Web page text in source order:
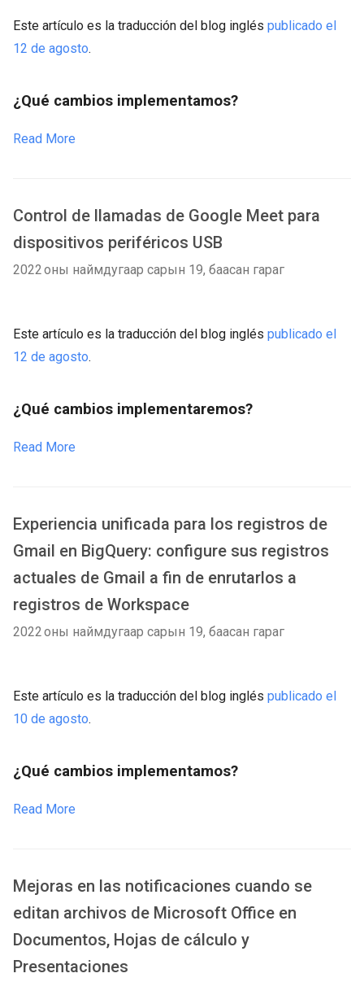
Este artículo es la traducción del blog inglés publicado el
12 de agosto.
¿Qué cambios implementamos?
Read More
Control de llamadas de Google Meet para
dispositivos periféricos USB
2022 оны наймдугаар сарын 19, баасан гараг
Este artículo es la traducción del blog inglés publicado el
12 de agosto.
¿Qué cambios implementaremos?
Read More
Experiencia unificada para los registros de
Gmail en BigQuery: configure sus registros
actuales de Gmail a fin de enrutarlos a
registros de Workspace
2022 оны наймдугаар сарын 19, баасан гараг
Este artículo es la traducción del blog inglés publicado el
10 de agosto.
¿Qué cambios implementamos?
Read More
Mejoras en las notificaciones cuando se
editan archivos de Microsoft Office en
Documentos, Hojas de cálculo y
Presentaciones